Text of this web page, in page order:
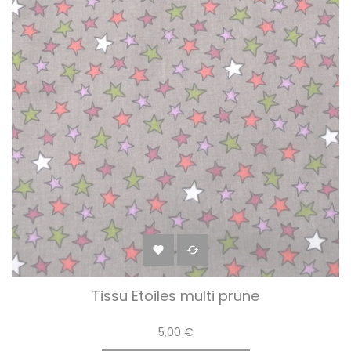
 
Tissu Etoiles multi prune
5,00 €